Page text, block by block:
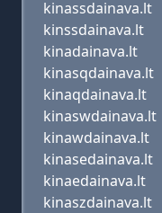
kinassdainava.lt
kinssdainava.lt
kinadainava.lt
kinasqdainava.lt
kinaqdainava.lt
kinaswdainava.lt
kinawdainava.lt
kinasedainava.lt
kinaedainava.lt
kinaszdainava.lt